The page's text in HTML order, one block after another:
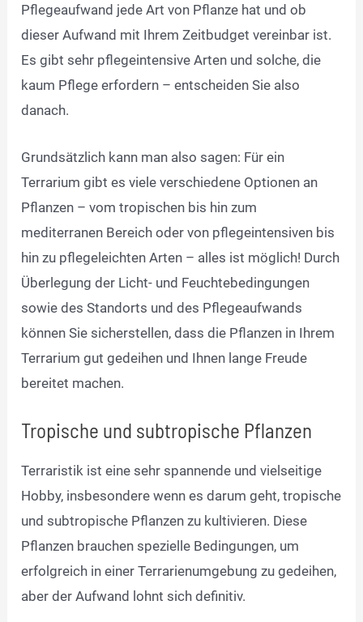
Pflegeaufwand jede Art von Pflanze hat und ob
dieser Aufwand mit Ihrem Zeitbudget vereinbar ist.
Es gibt sehr pflegeintensive Arten und solche, die
kaum Pflege erfordern – entscheiden Sie also
danach.
Grundsätzlich kann man also sagen: Für ein
Terrarium gibt es viele verschiedene Optionen an
Pflanzen – vom tropischen bis hin zum
mediterranen Bereich oder von pflegeintensiven bis
hin zu pflegeleichten Arten – alles ist möglich! Durch
Überlegung der Licht- und Feuchtebedingungen
sowie des Standorts und des Pflegeaufwands
können Sie sicherstellen, dass die Pflanzen in Ihrem
Terrarium gut gedeihen und Ihnen lange Freude
bereitet machen.
Tropische und subtropische Pflanzen
Terraristik ist eine sehr spannende und vielseitige
Hobby, insbesondere wenn es darum geht, tropische
und subtropische Pflanzen zu kultivieren. Diese
Pflanzen brauchen spezielle Bedingungen, um
erfolgreich in einer Terrarienumgebung zu gedeihen,
aber der Aufwand lohnt sich definitiv.